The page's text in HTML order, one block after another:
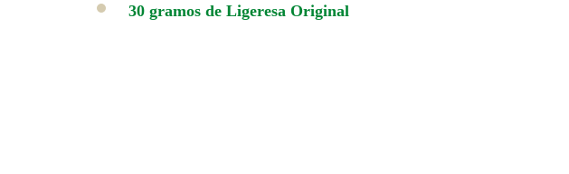
30 gramos de Ligeresa Original